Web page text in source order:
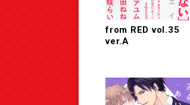
from RED vol.35
ver.A